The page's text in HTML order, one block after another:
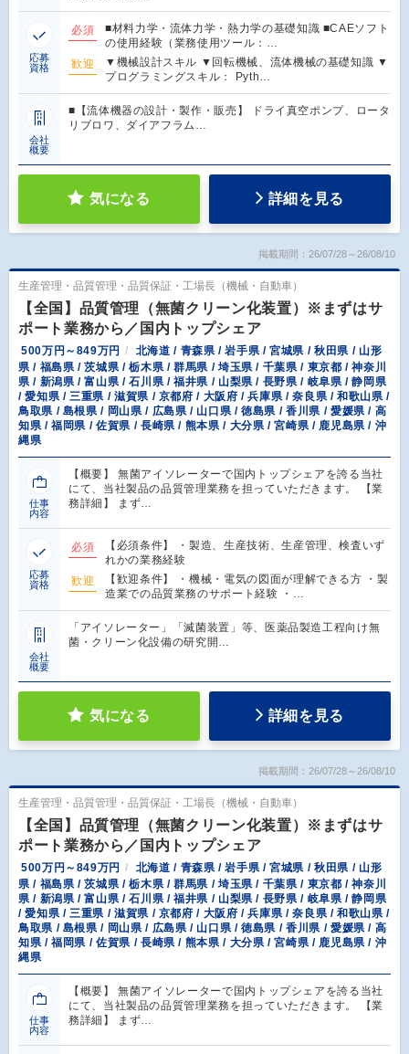
応募
資格
必須
■材料力学・流体力学・熱力学の基礎知識 ■CAEソフト
の使用経験（業務使用ツール：…
歓迎
▼機械設計スキル ▼回転機械、流体機械の基礎知識 ▼
プログラミングスキル： Pyth…
会社
概要
■【流体機器の設計・製作・販売】 ドライ真空ポンプ、ロータ
リブロワ、ダイアフラム…
気になる 詳細を見る
掲載期間：26/07/28～26/08/10
生産管理・品質管理・品質保証・工場長（機械・自動車）
【全国】品質管理（無菌クリーン化装置）※まずはサ
ポート業務から／国内トップシェア
500万円～849万円
北海道 / 青森県 / 岩手県 / 宮城県 / 秋田県 / 山形
県 / 福島県 / 茨城県 / 栃木県 / 群馬県 / 埼玉県 / 千葉県 / 東京都 / 神奈川
県 / 新潟県 / 富山県 / 石川県 / 福井県 / 山梨県 / 長野県 / 岐阜県 / 静岡県
/ 愛知県 / 三重県 / 滋賀県 / 京都府 / 大阪府 / 兵庫県 / 奈良県 / 和歌山県 /
鳥取県 / 島根県 / 岡山県 / 広島県 / 山口県 / 徳島県 / 香川県 / 愛媛県 / 高
知県 / 福岡県 / 佐賀県 / 長崎県 / 熊本県 / 大分県 / 宮崎県 / 鹿児島県 / 沖
縄県
仕事
内容
【概要】 無菌アイソレーターで国内トップシェアを誇る当社
にて、当社製品の品質管理業務を担っていただきます。 【業
務詳細】 まず…
応募
資格
必須
【必須条件】 ・製造、生産技術、生産管理、検査いず
れかの業務経験
歓迎
【歓迎条件】 ・機械・電気の図面が理解できる方 ・製
造業での品質業務のサポート経験 ・…
会社
概要
「アイソレーター」「滅菌装置」等、医薬品製造工程向け無
菌・クリーン化設備の研究開…
気になる 詳細を見る
掲載期間：26/07/28～26/08/10
生産管理・品質管理・品質保証・工場長（機械・自動車）
【全国】品質管理（無菌クリーン化装置）※まずはサ
ポート業務から／国内トップシェア
500万円～849万円
北海道 / 青森県 / 岩手県 / 宮城県 / 秋田県 / 山形
県 / 福島県 / 茨城県 / 栃木県 / 群馬県 / 埼玉県 / 千葉県 / 東京都 / 神奈川
県 / 新潟県 / 富山県 / 石川県 / 福井県 / 山梨県 / 長野県 / 岐阜県 / 静岡県
/ 愛知県 / 三重県 / 滋賀県 / 京都府 / 大阪府 / 兵庫県 / 奈良県 / 和歌山県 /
鳥取県 / 島根県 / 岡山県 / 広島県 / 山口県 / 徳島県 / 香川県 / 愛媛県 / 高
知県 / 福岡県 / 佐賀県 / 長崎県 / 熊本県 / 大分県 / 宮崎県 / 鹿児島県 / 沖
縄県
仕事
内容
【概要】 無菌アイソレーターで国内トップシェアを誇る当社
にて、当社製品の品質管理業務を担っていただきます。 【業
務詳細】 まず…